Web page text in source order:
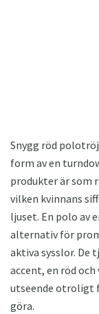
Snygg röd
form av en
produkter är som
vilken kvinnans
ljuset. En polo av
alternativ för
aktiva sysslor. De
accent, en röd
utseende otroligt
göra.